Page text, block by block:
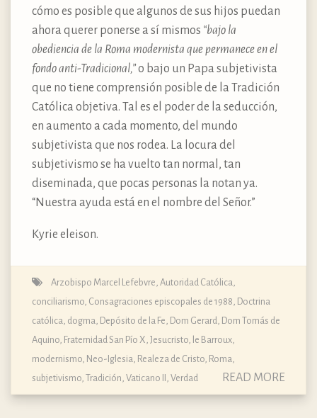
cómo es posible que algunos de sus hijos puedan
ahora querer ponerse a sí mismos “bajo la
obediencia de la Roma modernista que permanece en el
fondo anti-Tradicional,”o bajo un Papa subjetivista
que no tiene comprensión posible de la Tradición
Católica objetiva. Tal es el poder de la seducción,
en aumento a cada momento, del mundo
subjetivista que nos rodea. La locura del
subjetivismo se ha vuelto tan normal, tan
diseminada, que pocas personas la notan ya.
“Nuestra ayuda está en el nombre del Señor.”
Kyrie eleison.
Arzobispo Marcel Lefebvre Autoridad Católica
conciliarismo Consagraciones episcopales de 1988 Doctrina
católica, dogma, Depósito de la Fe Dom Gerard
Dom Tomás de
Aquino Fraternidad San Pío X Jesucristo le Barroux
modernismo Neo-Iglesia Realeza de Cristo Roma
subjetivismo Tradición Vaticano II Verdad READ MORE